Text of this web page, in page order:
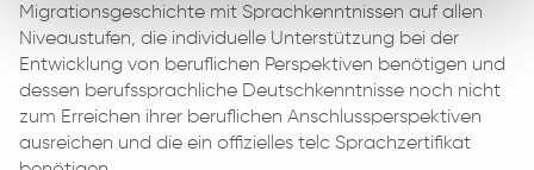
Migrationsgeschichte mit Sprachkenntnissen auf allen
Niveaustufen, die individuelle Unterstützung bei der
Entwicklung von beruflichen Perspektiven benötigen und
dessen berufssprachliche Deutschkenntnisse noch nicht
zum Erreichen ihrer beruflichen Anschlussperspektiven
ausreichen und die ein offizielles telc Sprachzertifikat